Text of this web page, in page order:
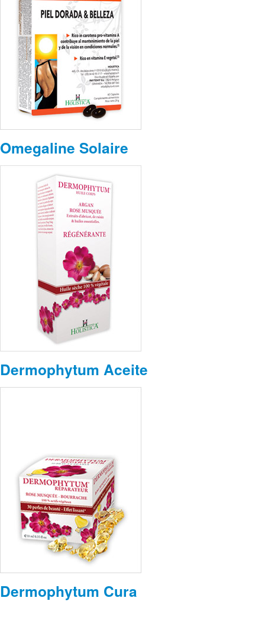
Omegaline Solaire
Dermophytum Aceite
Dermophytum Cura